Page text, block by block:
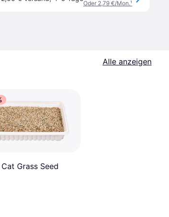
Oder 2,79 €/Mon.¹
Alle anzeigen
Grass Seed